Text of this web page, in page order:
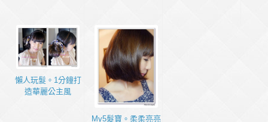
懶人玩髮。1分鐘打
造華麗公主風
My5髮寶。柔柔亮亮